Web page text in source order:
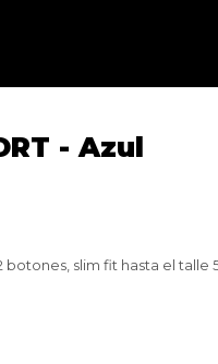
- Azul
botones, slim fit hasta el talle